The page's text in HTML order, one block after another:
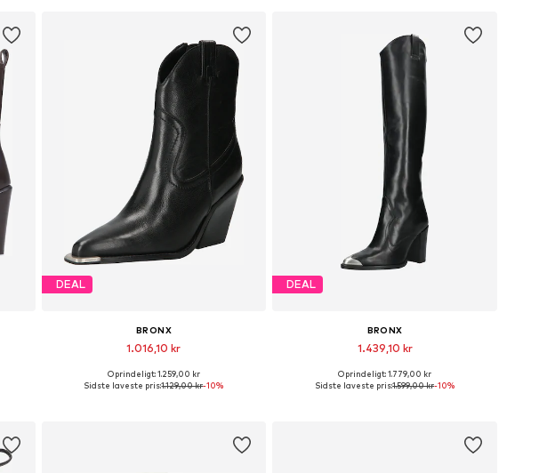
DEAL
BRONX
1.016,10 kr
Fås i mange størrelser
Oprindeligt: 1.259,00 kr
Sidste laveste pris:1.129,00 kr-10%
DEAL
BRONX
1.439,10 kr
Fås i mange størrelser
Oprindeligt: 1.779,00 kr
Sidste laveste pris:1.599,00 kr-10%